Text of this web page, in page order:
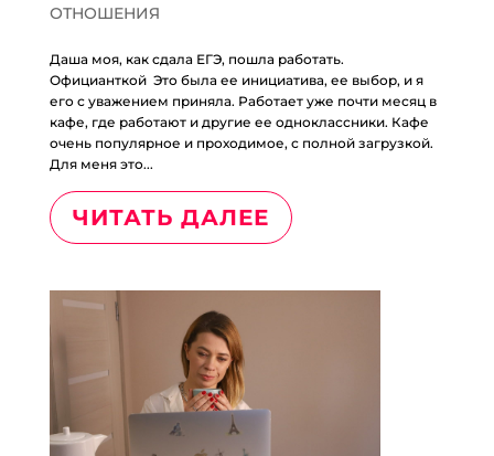
ОТНОШЕНИЯ
Даша моя, как сдала ЕГЭ, пошла работать.
Официанткой Это была ее инициатива, ее выбор, и я
его с уважением приняла. Работает уже почти месяц в
кафе, где работают и другие ее одноклассники. Кафе
очень популярное и проходимое, с полной загрузкой.
Для меня это...
ЧИТАТЬ ДАЛЕЕ